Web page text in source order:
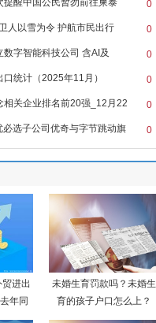
0
提醒中国公民暂勿前往柬泰
0
人以雪为令 护航市民出行
0
数字智能科技公司 含AI及
0
统计（2025年11月）
0
相关企业排名前20强_12月22
0
必选子公司优奇与字节跳动旗
进出
年同
未婚生育罚款吗？未婚生
育的孩子户口怎么上？